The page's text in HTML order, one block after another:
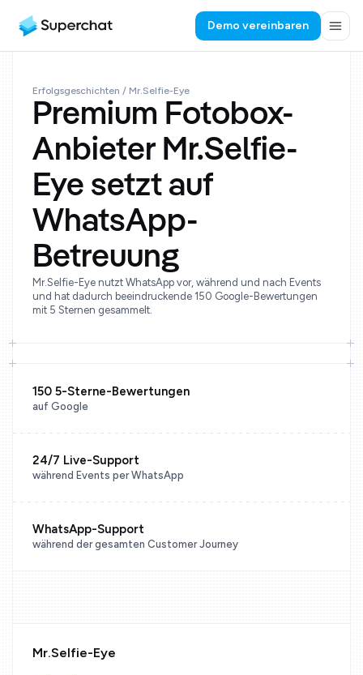
Demo vereinbaren
Erfolgsgeschichten / Mr.Selfie-Eye
Premium Fotobox-
Anbieter Mr.Selfie-
Eye setzt auf
WhatsApp-
Betreuung
Mr.Selfie-Eye nutzt WhatsApp vor, während und nach Events
und hat dadurch beeindruckende 150 Google-Bewertungen
mit 5 Sternen gesammelt.
150 5-Sterne-Bewertungen
auf Google
24/7 Live-Support
während Events per WhatsApp
WhatsApp-Support
während der gesamten Customer Journey
Mr.Selfie-Eye